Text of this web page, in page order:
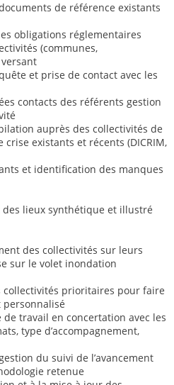
de référence existants
obligations réglementaires
(communes,
et prise de contact avec les
contacts des référents gestion
auprès des collectivités de
existants et récents (DICRIM,
et identification des manques
des lieux synthétique et illustré
des collectivités sur leurs
sur le volet inondation
prioritaires pour faire
personnalisé
travail en concertation avec les
type d’accompagnement,
du suivi de l’avancement
retenue